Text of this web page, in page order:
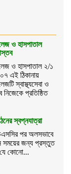
ও হাসপাতাল
ও হাসপাতাল ২/১
এই ঠিকানায়
স্বাস্থ্যসেবা ও
নিজেকে প্রতিষ্ঠিত
স্বপ্নযাত্রা
পর অলসভাবে
সময়ের জন্য প্রস্তুত
কোনো...